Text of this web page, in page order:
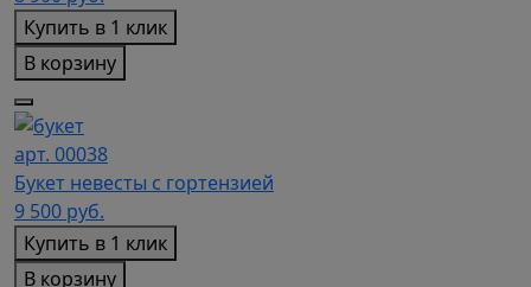
Купить в 1 клик
В корзину
арт. 00038
Букет невесты с гортензией
9 500 руб.
Купить в 1 клик
В корзину